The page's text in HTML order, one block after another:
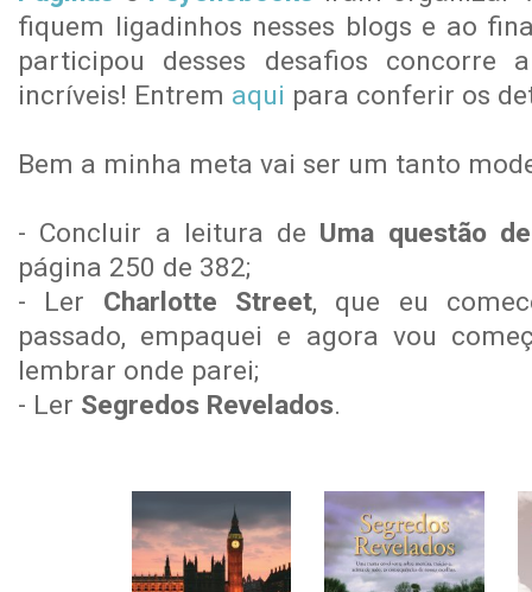
fiquem ligadinhos nesses blogs e ao
participou desses desafios
incríveis! Entrem aqui para conferir os
Bem a minha meta vai ser um tanto
- Concluir a leitura de Uma questão
página 250 de 382;
- Ler Charlotte Street, que eu
passado, empaquei e agora vou
lembrar onde parei;
- Ler Segredos Revelados.